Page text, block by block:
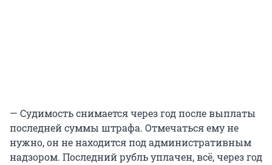
— Судимость снимается через год после выплаты
последней суммы штрафа. Отмечаться ему не
нужно, он не находится под административным
надзором. Последний рубль уплачен, всё, через год